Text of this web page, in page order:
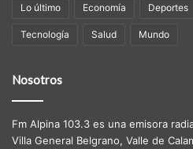
Lo último Economía Deportes
Tecnología Salud Mundo
Nosotros
Fm Alpina 103.3 es una emisora
Villa General Belgrano, Valle de